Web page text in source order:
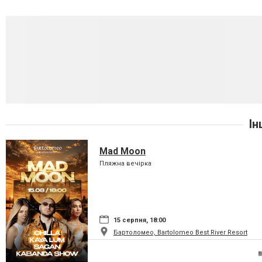
Mad Moon
Пляжна вечірка
15 серпня, 18:00
Бартоломео, Bartolomeo Best River Resort